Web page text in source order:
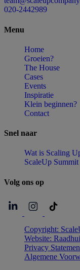
020-2442989
Menu
Home
Groeien?
The House
Cases
Events
Inspiratie
Klein beginnen?
Contact
Snel naar
Wat is Scaling
ScaleUp
Volg ons op
Copyright:
Website:
Privacy
Algemene